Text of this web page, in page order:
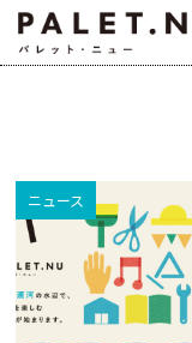
ニュース